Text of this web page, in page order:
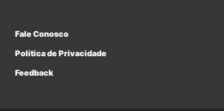
Fale Conosco
Política de Privacidade
Feedback